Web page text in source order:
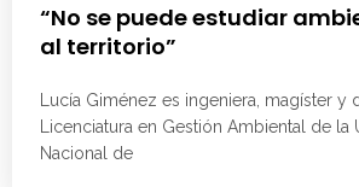
“No se puede estudiar
al territorio”
Lucía Giménez es ingeniera, magíster y
Licenciatura en Gestión Ambiental de la
Nacional de